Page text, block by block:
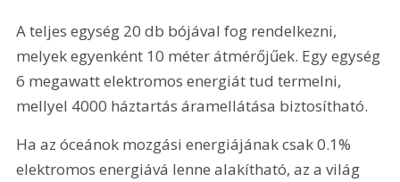
A teljes egység 20 db bójával fog rendelkezni,
melyek egyenként 10 méter átmérőjűek. Egy egység
6 megawatt elektromos energiát tud termelni,
mellyel 4000 háztartás áramellátása biztosítható.
Ha az óceánok mozgási energiájának csak 0.1%
elektromos energiává lenne alakítható, az a világ